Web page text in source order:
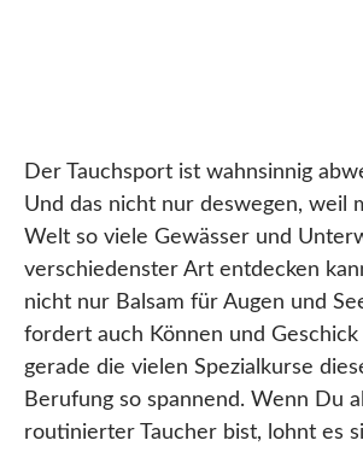
Der Tauchsport ist wahnsinnig
Und das nicht nur deswegen, weil
Welt so viele Gewässer und
verschiedenster Art entdecken
nicht nur Balsam für Augen und
fordert auch Können und Geschick
gerade die vielen Spezialkurse
Berufung so spannend. Wenn Du
routinierter Taucher bist, lohnt es